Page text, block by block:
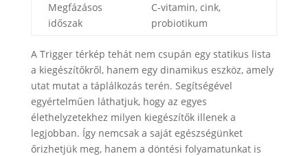
Megfázásos
időszak
C-vitamin, cink,
probiotikum
A Trigger térkép tehát nem csupán egy statikus lista
a kiegészítőkről, hanem egy dinamikus eszköz, amely
utat mutat a táplálkozás terén. Segítségével
egyértelműen láthatjuk, hogy az egyes
élethelyzetekhez milyen kiegészítők illenek a
legjobban. Így nemcsak a saját egészségünket
őrizhetjük meg, hanem a döntési folyamatunkat is